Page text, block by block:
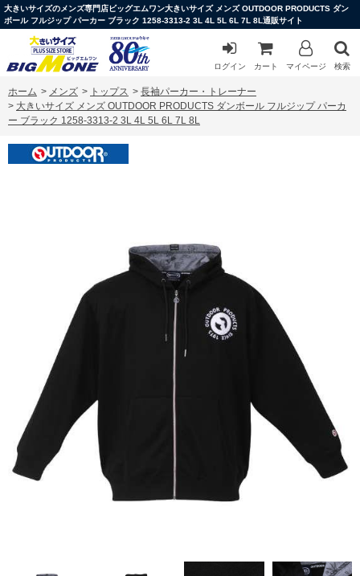
大きいサイズのメンズ専門店ビッグエムワン大きいサイズ メンズ OUTDOOR PRODUCTS ダン
ボール フルジップ パーカー ブラック 1258-3313-2 3L 4L 5L 6L 7L 8L通販サイト
ログイン カート マイページ 検索
ホーム > メンズ > トップス > 長袖パーカー・トレーナー
> 大きいサイズ メンズ OUTDOOR PRODUCTS ダンボール フルジップ パーカ
ー ブラック 1258-3313-2 3L 4L 5L 6L 7L 8L